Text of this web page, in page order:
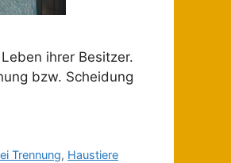
ihrer Besitzer.
bzw. Scheidung
Trennung, Haustiere